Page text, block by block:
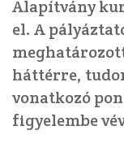
Alapítvány
el. A
háttérre,
vonatkozó
figyelembe